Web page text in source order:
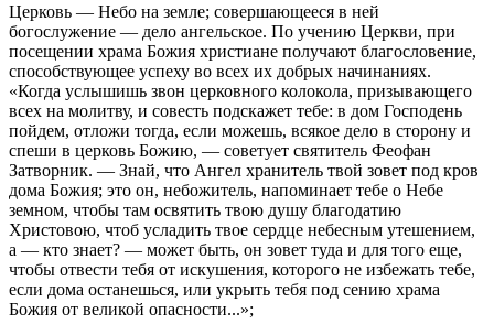
Церковь — Небо на земле; совершающееся в ней
богослужение — дело ангельское. По учению Церкви, при
посещении храма Божия христиане получают благословение,
способствующее успеху во всех их добрых начинаниях.
«Когда услышишь звон церковного колокола, призывающего
всех на молитву, и совесть подскажет тебе: в дом Господень
пойдем, отложи тогда, если можешь, всякое дело в сторону и
спеши в церковь Божию, — советует святитель Феофан
Затворник. — Знай, что Ангел хранитель твой зовет под кров
дома Божия; это он, небожитель, напоминает тебе о Небе
земном, чтобы там освятить твою душу благодатию
Христовою, чтоб усладить твое сердце небесным утешением,
а — кто знает? — может быть, он зовет туда и для того еще,
чтобы отвести тебя от искушения, которого не избежать тебе,
если дома останешься, или укрыть тебя под сению храма
Божия от великой опасности...»;